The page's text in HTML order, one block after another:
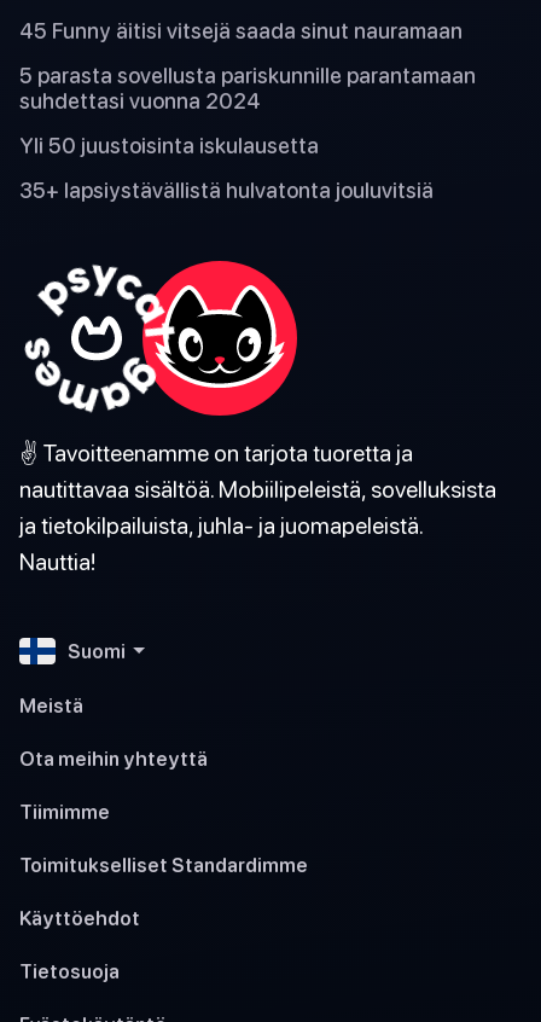
45 Funny äitisi vitsejä saada sinut nauramaan
5 parasta sovellusta pariskunnille parantamaan
suhdettasi vuonna 2024
Yli 50 juustoisinta iskulausetta
35+ lapsiystävällistä hulvatonta jouluvitsiä
✌️ Tavoitteenamme on tarjota tuoretta ja
nautittavaa sisältöä. Mobiilipeleistä, sovelluksista
ja tietokilpailuista, juhla- ja juomapeleistä.
Nauttia!
Suomi
Meistä
Ota meihin yhteyttä
Tiimimme
Toimitukselliset Standardimme
Käyttöehdot
Tietosuoja